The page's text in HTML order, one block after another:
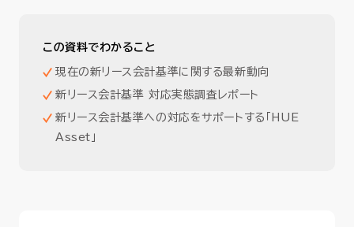
この資料でわかること
現在の新リース会計基準に関する最新動向
新リース会計基準 対応実態調査レポート
新リース会計基準への対応をサポートする「HUE
Asset」